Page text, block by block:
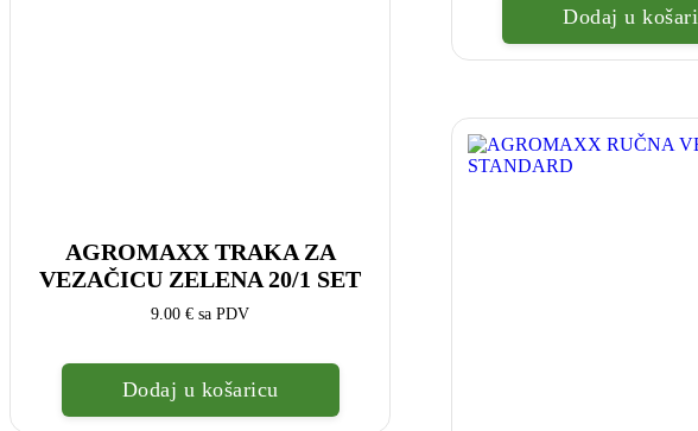
AGROMAXX TRAKA ZA
VEZAČICU ZELENA 20/1 SET
9.00€ sa PDV
Dodaj u košaricu
Dodaj u